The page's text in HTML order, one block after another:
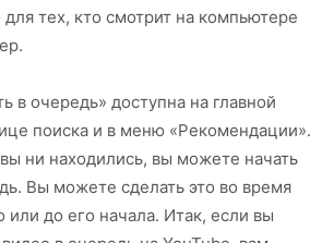
для тех, кто смотрит на компьютере
в очередь» доступна на главной
поиска и в меню «Рекомендации».
ни находились, вы можете начать
Вы можете сделать это во время
или до его начала. Итак, если вы